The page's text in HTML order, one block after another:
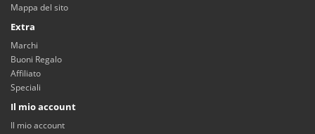
Mappa del sito
Extra
Marchi
Buoni Regalo
Affiliato
Speciali
Il mio account
Il mio account